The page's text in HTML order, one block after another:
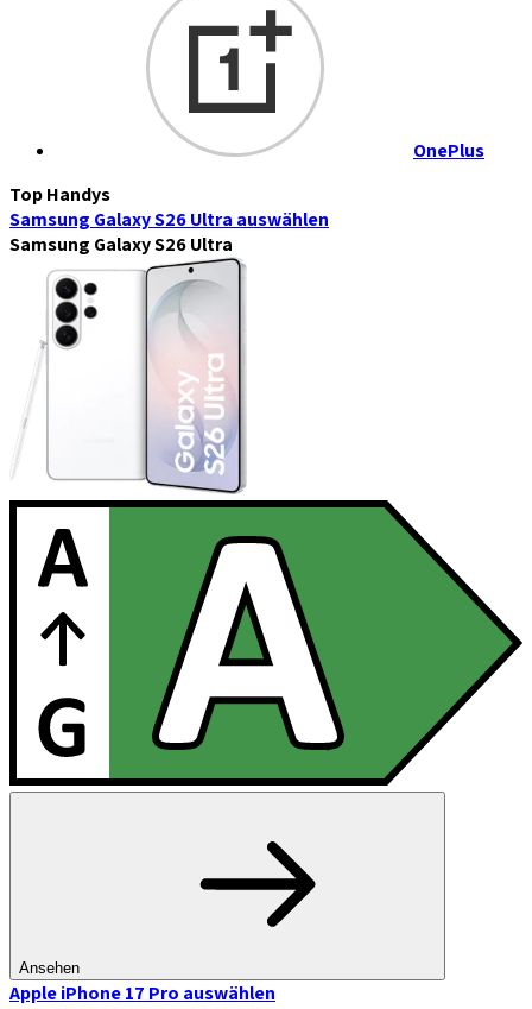
OnePlus
Top Handys
Samsung Galaxy S26 Ultra auswählen
Samsung Galaxy S26 Ultra
Ansehen
Apple iPhone 17 Pro auswählen